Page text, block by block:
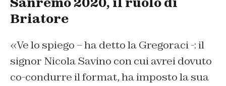
Briatore
«Ve lo spiego – ha detto la Gregoraci -: il
signor Nicola Savino con cui avrei dovuto
co-condurre il format, ha imposto la sua